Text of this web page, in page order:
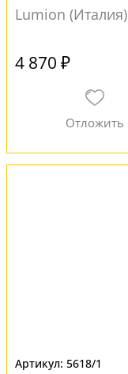
Lumion (Италия)
4 870 ₽
5618/1